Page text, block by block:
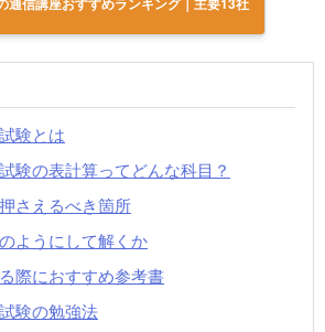
験とは
験の表計算ってどんな科目？
さえるべき箇所
ようにして解くか
際におすすめ参考書
験の勉強法